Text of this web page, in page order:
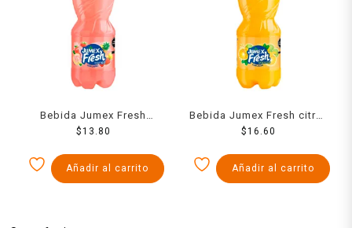
Bebida Jumex Fresh
conga 400 ml
$13.80
Añadir al carrito
Bebida Jumex Fresh citrus
600 ml
$16.60
Añadir al carrito